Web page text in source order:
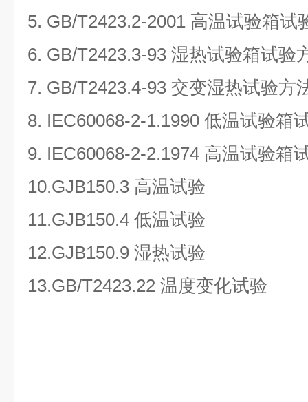
5. GB/T2423.2-2001 高温试验箱试
6. GB/T2423.3-93 湿热试验箱试验
7. GB/T2423.4-93 交变湿热试验方
8. IEC60068-2-1.1990 低温试验箱
9. IEC60068-2-2.1974 高温试验箱
10.GJB150.3 高温试验
11.GJB150.4 低温试验
12.GJB150.9 湿热试验
13.GB/T2423.22 温度变化试验